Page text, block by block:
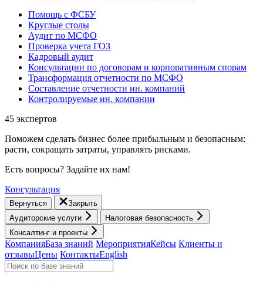
Помощь с ФСБУ
Круглые столы
Аудит по МСФО
Проверка учета ГОЗ
Кадровый аудит
Консультации по договорам и корпоративным спорам
Трансформация отчетности по МСФО
Составление отчетности ин. компаний
Контролируемые ин. компании
45 экспертов
Поможем сделать бизнес более прибыльным и безопасным:
расти, cокращать затраты, управлять рисками.
Есть вопросы? Задайте их нам!
Консультация
Вернуться
Закрыть
Аудиторские услуги
Налоговая безопасность
Консалтинг и проекты
КомпанияБаза знаний МероприятияКейсы Клиенты и
отзывыЦены КонтактыEnglish